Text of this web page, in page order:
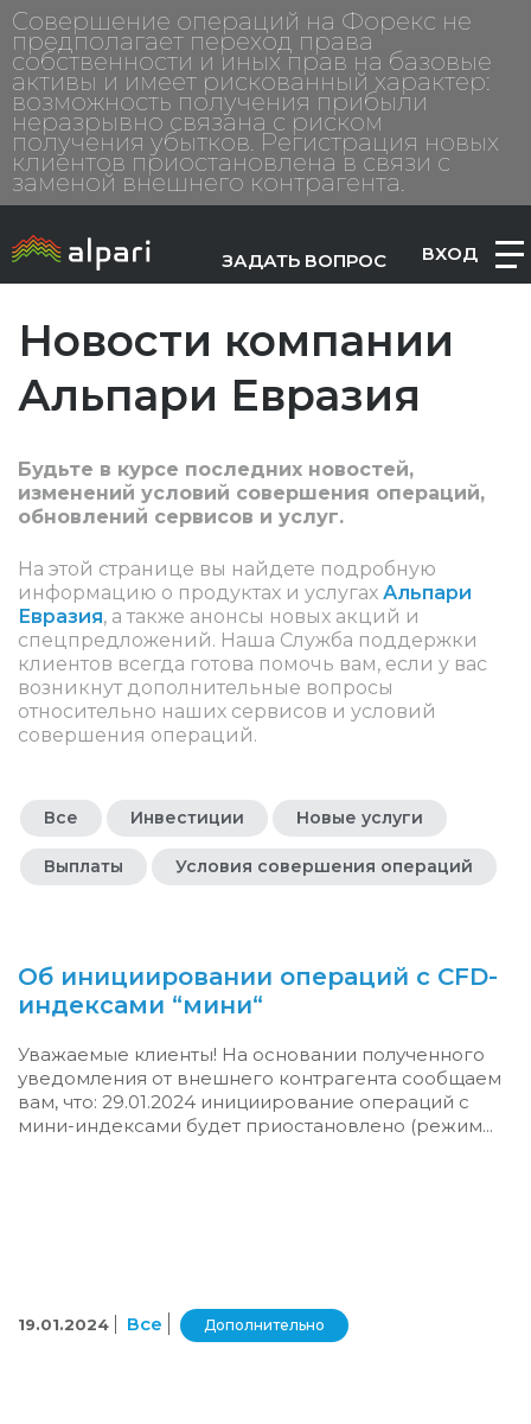
Совершение операций на Форекс не
предполагает переход права
собственности и иных прав на базовые
активы и имеет рискованный характер:
возможность получения прибыли
неразрывно связана с риском
получения убытков. Регистрация новых
клиентов приостановлена в связи с
заменой внешнего контрагента.
ЗАДАТЬ ВОПРОС ВХОД
Новости компании
Альпари Евразия
Будьте в курсе последних новостей,
изменений условий совершения операций,
обновлений сервисов и услуг.
На этой странице вы найдете подробную
информацию о продуктах и услугах Альпари
Евразия, а также анонсы новых акций и
спецпредложений. Наша Служба поддержки
клиентов всегда готова помочь вам, если у вас
возникнут дополнительные вопросы
относительно наших сервисов и условий
совершения операций.
Все Инвестиции Новые услуги
Выплаты Условия совершения операций
Об инициировании операций с CFD-
индексами “мини“
Уважаемые клиенты! На основании полученного
уведомления от внешнего контрагента сообщаем
вам, что: 29.01.2024 инициирование операций с
мини-индексами будет приостановлено (режим...
19.01.2024 Все Дополнительно